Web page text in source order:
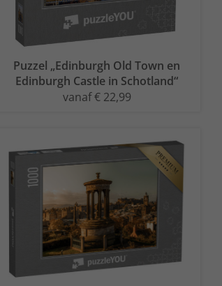
Puzzel „Edinburgh Old Town en
Edinburgh Castle in Schotland“
vanaf € 22,99